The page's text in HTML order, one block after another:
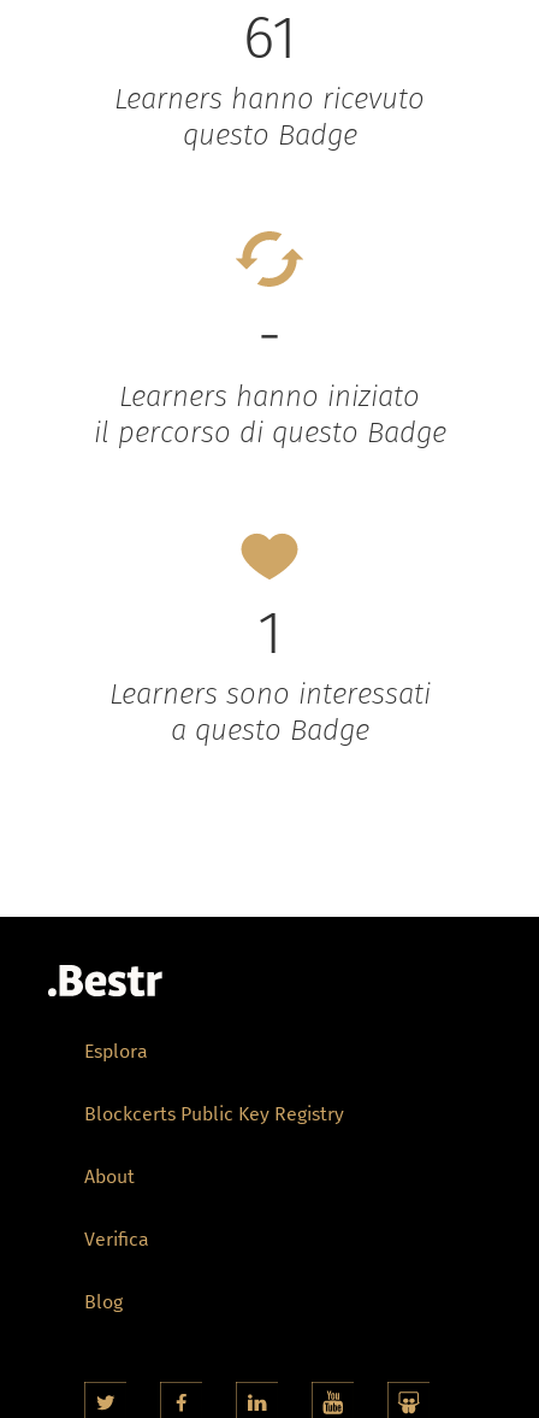
61
Learners hanno ricevuto
questo Badge
-
Learners hanno iniziato
il percorso di questo Badge
1
Learners sono interessati
a questo Badge
Esplora
Blockcerts Public Key Registry
About
Verifica
Blog